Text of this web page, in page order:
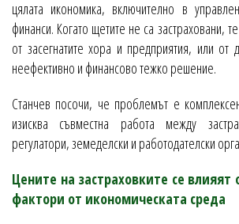
цялата икономика, включително в
финанси. Когато щетите не са застраховани,
от засегнатите хора и предприятия, или
неефективно и финансово тежко решение.
Станчев посочи, че проблемът е
изисква съвместна работа между
регулатори, земеделски и работодателски
Цените на застраховките се
фактори от икономическата среда